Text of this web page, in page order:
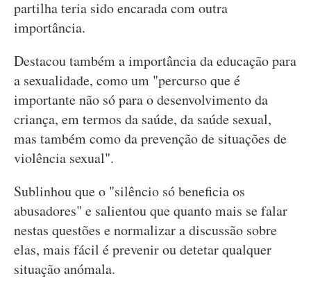
partilha teria sido encarada com outra
importância.
Destacou também a importância da educação para
a sexualidade, como um "percurso que é
importante não só para o desenvolvimento da
criança, em termos da saúde, da saúde sexual,
mas também como da prevenção de situações de
violência sexual".
Sublinhou que o "silêncio só beneficia os
abusadores" e salientou que quanto mais se falar
nestas questões e normalizar a discussão sobre
elas, mais fácil é prevenir ou detetar qualquer
situação anómala.